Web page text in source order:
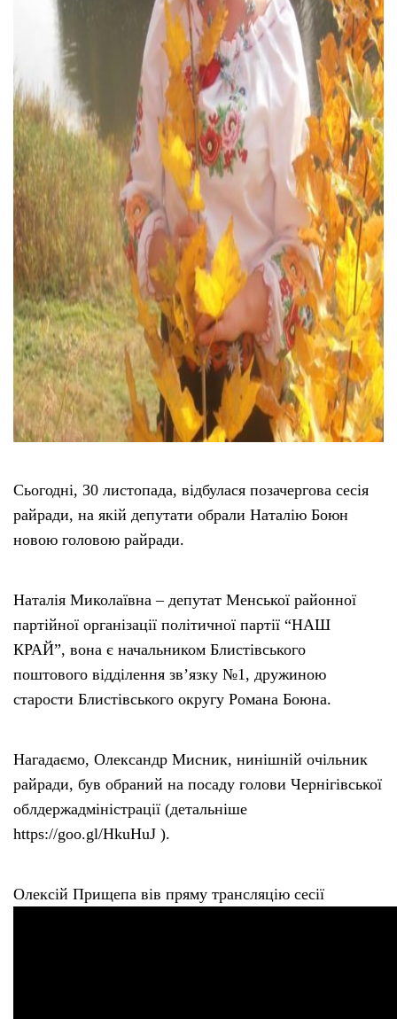
Сьогодні, 30 листопада, відбулася позачергова сесія
райради, на якій депутати обрали Наталію Боюн
новою головою райради.
Наталія Миколаївна – депутат Менської районної
партійної організації політичної партії “НАШ
КРАЙ”, вона є начальником Блистівського
поштового відділення зв’язку №1, дружиною
старости Блистівського округу Романа Боюна.
Нагадаємо, Олександр Мисник, нинішній очільник
райради, був обраний на посаду голови Чернігівської
облдержадміністрації (детальніше
https://goo.gl/HkuHuJ ).
Олексій Прищепа вів пряму трансляцію сесії